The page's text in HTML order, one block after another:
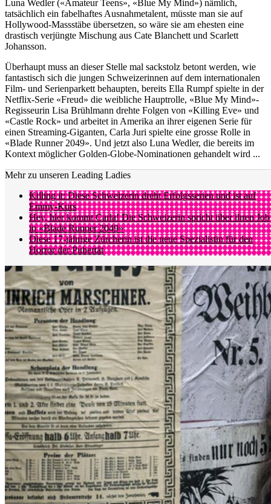
Luna Wedler («Amateur Teens», «Blue My Mind») nämlich,
tatsächlich ein fabelhaftes Ausnahmetalent, müsste man sie auf
Hollywood-Massstäbe übersetzen, so wäre sie am ehesten eine
drastisch verjüngte Mischung aus Cate Blanchett und Scarlett
Johansson.
Überhaupt muss an dieser Stelle mal sackstolz betont werden, wie
fantastisch sich die jungen Schweizerinnen auf dem internationalen
Film- und Serienparkett behaupten, bereits Ella Rumpf spielte in der
Netflix-Serie «Freud» die weibliche Hauptrolle, «Blue My Mind»-
Regisseurin Lisa Brühlmann drehte Folgen von «Killing Eve» und
«Castle Rock» und arbeitet in Amerika an ihrer eigenen Serie für
einen Streaming-Giganten, Carla Juri spielte eine grosse Rolle in
«Blade Runner 2049». Und jetzt also Luna Wedler, die bereits im
Kontext möglicher Golden-Globe-Nominationen gehandelt wird ...
Mehr zu unseren Leading Ladies
Killing it: Diese Schweizerin dreht Erfolgsserien und ist auf
Emmy-Kurs
Hey, hier kommt Carla! Die Schweizerin spricht über ihren Job
in «Blade Runner 2049»
Diese 17-jährige Zürcherin ist die neue Spezialistin für den
Horror der Pubertät